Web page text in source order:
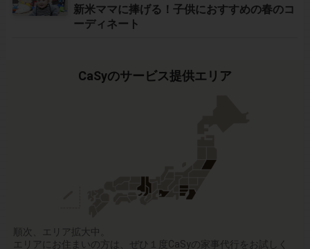
新米ママに捧げる！子供におすすめの春のコ
ーディネート
CaSyのサービス提供エリア
順次、エリア拡大中。
エリアにお住まいの方は、ぜひ１度CaSyの家事代行をお試しく